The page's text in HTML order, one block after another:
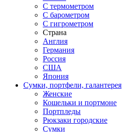
С термометром
С барометром
С гигрометром
Страна
Англия
Германия
Россия
США
Япония
Сумки, портфели, галантерея
Женские
Кошельки и портмоне
Портпледы
Рюкзаки городские
Сумки